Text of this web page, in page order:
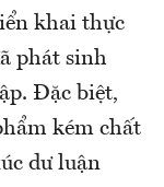
khai thực
phát sinh
Đặc biệt,
kém chất
dư luận